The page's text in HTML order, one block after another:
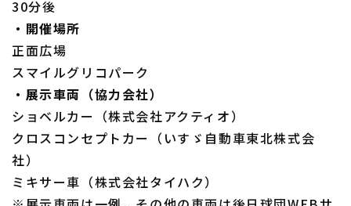
30分後
・開催場所
正面広場
スマイルグリコパーク
・展示車両（協力会社）
ショベルカー（株式会社アクティオ）
クロスコンセプトカー（いすゞ自動車東北株式会
社）
ミキサー車（株式会社タイハク）